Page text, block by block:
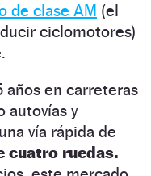
de clase AM (el
ciclomotores)
años en carreteras
autovías y
vía rápida de
cuatro ruedas.